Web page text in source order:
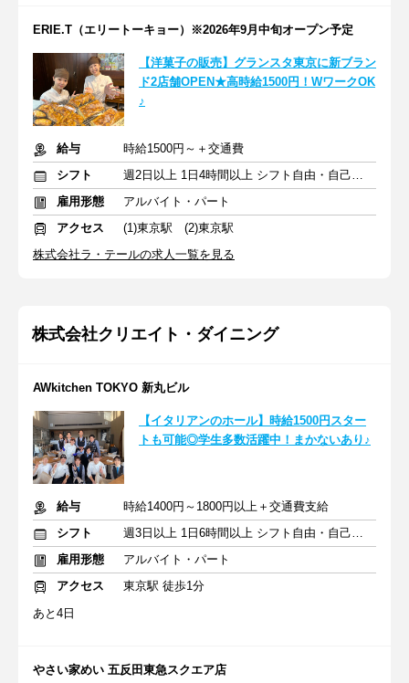
ERIE.T（エリートーキョー）※2026年9月中旬オープン予定
【洋菓子の販売】グランスタ東京に新ブラン
ド2店舗OPEN★高時給1500円！WワークOK
♪
給与
時給1500円～＋交通費
シフト
週2日以上 1日4時間以上 シフト自由・自己申告
雇用形態
アルバイト・パート
アクセス
(1)東京駅 (2)東京駅
株式会社ラ・テールの求人一覧を見る
株式会社クリエイト・ダイニング
AWkitchen TOKYO 新丸ビル
【イタリアンのホール】時給1500円スター
トも可能◎学生多数活躍中！まかないあり♪
給与
時給1400円～1800円以上＋交通費支給
シフト
週3日以上 1日6時間以上 シフト自由・自己申告
雇用形態
アルバイト・パート
アクセス
東京駅 徒歩1分
あと4日
やさい家めい 五反田東急スクエア店